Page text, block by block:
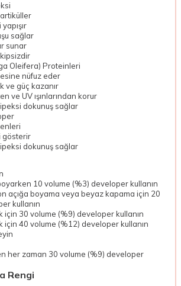
sağlar
sunar
Oleifera) Proteinleri
nüfuz eder
ve güç kazanır
ve UV ışınlarından korur
dokunuş sağlar
gösterir
dokunuş sağlar
10 volume (%3) developer kullanın
açığa boyama veya beyaz kapama için 20
kullanın
30 volume (%9) developer kullanın
40 volume (%12) developer kullanın
her zaman 30 volume (%9) developer
Rengi